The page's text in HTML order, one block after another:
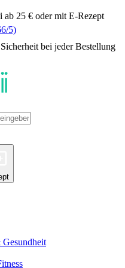
ab 25 € oder mit E-Rezept
/5)
bei jeder Bestellung